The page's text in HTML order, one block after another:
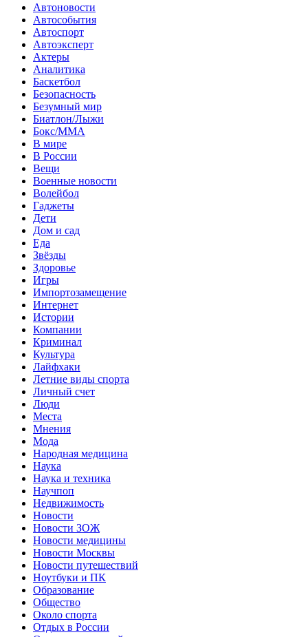
Автоновости
Автособытия
Автоспорт
Автоэксперт
Актеры
Аналитика
Баскетбол
Безопасность
Безумный мир
Биатлон/Лыжи
Бокс/MMA
В мире
В России
Вещи
Военные новости
Волейбол
Гаджеты
Дети
Дом и сад
Еда
Звёзды
Здоровье
Игры
Импортозамещение
Интернет
Истории
Компании
Криминал
Культура
Лайфхаки
Летние виды спорта
Личный счет
Люди
Места
Мнения
Мода
Народная медицина
Наука
Наука и техника
Научпоп
Недвижимость
Новости
Новости ЗОЖ
Новости медицины
Новости Москвы
Новости путешествий
Ноутбуки и ПК
Образование
Общество
Около спорта
Отдых в России